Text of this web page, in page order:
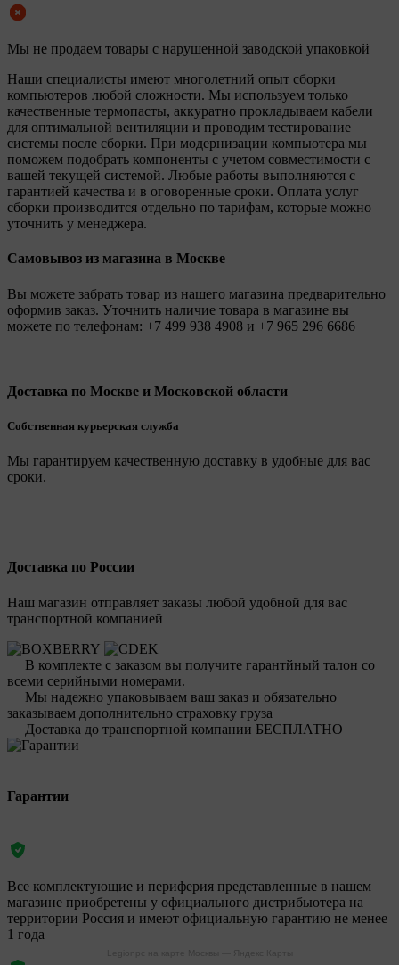
Мы не продаем товары с нарушенной заводской упаковкой
Наши специалисты имеют многолетний опыт сборки
компьютеров любой сложности. Мы используем только
качественные термопасты, аккуратно прокладываем кабели
для оптимальной вентиляции и проводим тестирование
системы после сборки. При модернизации компьютера мы
поможем подобрать компоненты с учетом совместимости с
вашей текущей системой. Любые работы выполняются с
гарантией качества и в оговоренные сроки. Оплата услуг
сборки производится отдельно по тарифам, которые можно
уточнить у менеджера.
Самовывоз из магазина в Москве
Вы можете забрать товар из нашего магазина предварительно
оформив заказ. Уточнить наличие товара в магазине вы
можете по телефонам: +7 499 938 4908 и +7 965 296 6686
Доставка по Москве и Московской области
Собственная курьерская служба
Мы гарантируем качественную доставку в удобные для вас
сроки.
Доставка по России
Наш магазин отправляет заказы любой удобной для вас
транспортной компанией
В комплекте с заказом вы получите гарантйный талон со
всеми серийными номерами.
Мы надежно упаковываем ваш заказ и обязательно
заказываем дополнительно страховку груза
Доставка до транспортной компании БЕСПЛАТНО
Гарантии
Все комплектующие и периферия представленные в нашем
магазине приобретены у официального дистрибьютера на
территории Россия и имеют официальную гарантию не менее
1 года
Legionpc на карте Москвы — Яндекс Карты